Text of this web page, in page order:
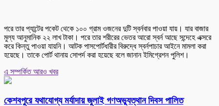
পরে তার প্যান্টের পকেট থেকে ১০০ গ্রাম ওজনের দুটি স্বর্নবার পাওয়া যায়। যার বাজার
মুল্য আনুমানিক ২২ লাখ টাকা। পরে তার শরীরের ভেতর আরো স্বর্ন আছে সন্দেহে এক্সরে
করে কিন্তু পাওয়া যায়নি। আটক পাসপোর্টধারীর বিরুদ্ধে স্বর্নপাচার আইনে মামলা করা
হয়েছে। তাকে পোর্ট থানায় সোপর্দ করা হয়েছে বলে জানান ইমিগ্রেশন পুলিশ।
এ সম্পর্কিত আরও খবর
কেশবপুরে যথাযোগ্য মর্যাদায় জুলাই গণঅভ্যুত্থান দিবস পালিত